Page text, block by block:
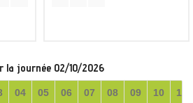
la journée 02/10/2026
04 05 06 07 08 09 10 11